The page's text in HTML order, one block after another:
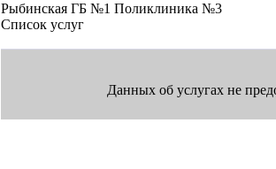
Рыбинская ГБ №1 Поликлиника №3
Список услуг
Данных об услугах не